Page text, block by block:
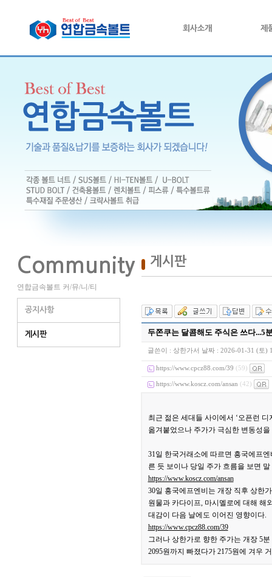
회사소개 제
Community
연합금속볼트 커/뮤/니/티
공지사항
게시판
게시판
두쫀쿠는 달콤해도 주식은 쓰다...5
글쓴이 : 상한가서 날짜 : 2026-01-31 (토)
https://www.cpcz88.com/39 (59)
https://www.koscz.com/ansan (42)
최근 젊은 세대들 사이에서 ‘오픈런
옮겨붙었으나 주가가 극심한 변동성
31일 한국거래소에 따르면 흥국에프
른 듯 보이나 당일 주가 흐름을 보면
https://www.koscz.com/ansan
30일 흥국에프엔비는 개장 직후 상한
원물과 카다이프, 마시멜로에 대해 해
대감이 다음 날에도 이어진 영향이다.
https://www.cpcz88.com/39
그러나 상한가로 향한 주가는 개장 5
2095원까지 빠졌다가 2175원에 겨우